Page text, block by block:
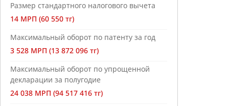
Размер стандартного налогового вычета
14 МРП (60 550 тг)
Максимальный оборот по патенту за год
3 528 МРП (13 872 096 тг)
Максимальный оборот по упрощенной
декларации за полугодие
24 038 МРП (94 517 416 тг)